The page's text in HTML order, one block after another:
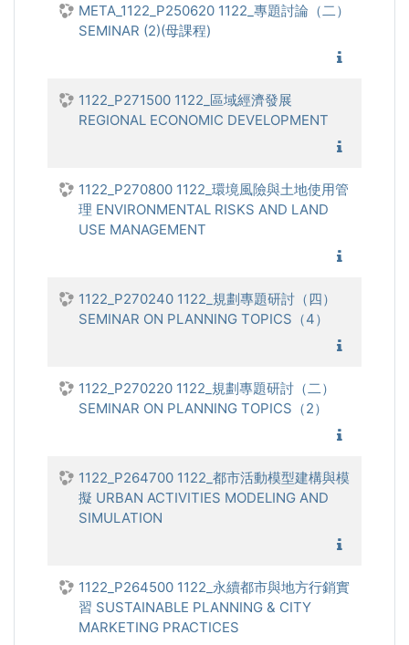
META_1122_P250620 1122_專題討論（二）
SEMINAR (2)(母課程)
1122_P271500 1122_區域經濟發展
REGIONAL ECONOMIC DEVELOPMENT
1122_P270800 1122_環境風險與土地使用管
理 ENVIRONMENTAL RISKS AND LAND
USE MANAGEMENT
1122_P270240 1122_規劃專題研討（四）
SEMINAR ON PLANNING TOPICS（4）
1122_P270220 1122_規劃專題研討（二）
SEMINAR ON PLANNING TOPICS（2）
1122_P264700 1122_都市活動模型建構與模
擬 URBAN ACTIVITIES MODELING AND
SIMULATION
1122_P264500 1122_永續都市與地方行銷實
習 SUSTAINABLE PLANNING & CITY
MARKETING PRACTICES